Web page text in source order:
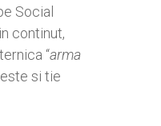
Social
continut,
“arma
si tie